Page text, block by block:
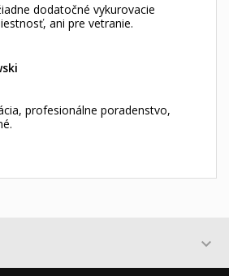
dodatočné vykurovacie
ani pre vetranie.
profesionálne poradenstvo,
